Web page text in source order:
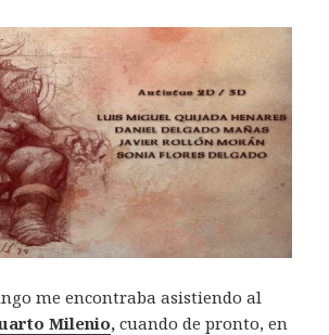
me encontraba asistiendo al
Milenio, cuando de pronto, en